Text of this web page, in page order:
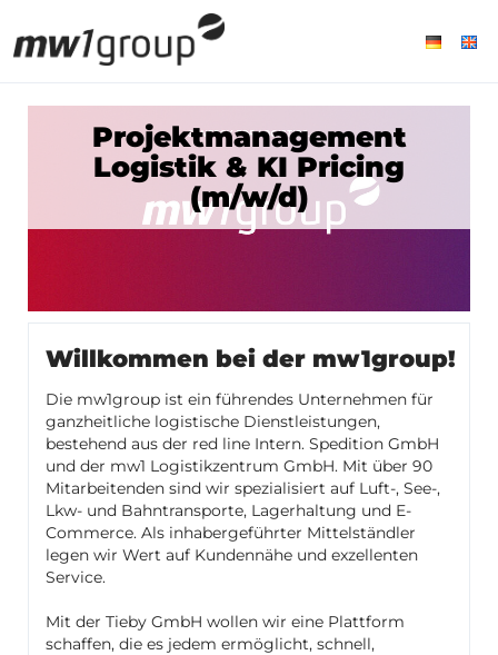
Projektmanagement
Logistik & KI Pricing
(m/w/d)
Willkommen bei der mw1group!
Die mw1group ist ein führendes Unternehmen für
ganzheitliche logistische Dienstleistungen,
bestehend aus der red line Intern. Spedition GmbH
und der mw1 Logistikzentrum GmbH. Mit über 90
Mitarbeitenden sind wir spezialisiert auf Luft-, See-,
Lkw- und Bahntransporte, Lagerhaltung und E-
Commerce. Als inhabergeführter Mittelständler
legen wir Wert auf Kundennähe und exzellenten
Service.
Mit der Tieby GmbH wollen wir eine Plattform
schaffen, die es jedem ermöglicht, schnell,